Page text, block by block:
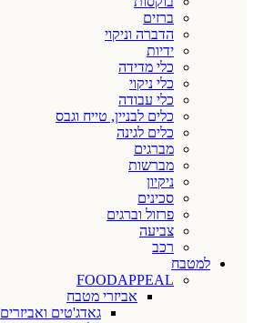
ברזים
הדברה וניקוי
ידיות
כלי מדידה
כלי ניקוי
כלי עבודה
כלים לבניין, טייח וגבס
כלים לגינה
מברגים
מברשות
ניקיון
סכינים
פרזול וברגים
צביעה
רכב
למטבח
FOODAPPEAL
אביזרי מטבח
גאדג'טים ואביזרים